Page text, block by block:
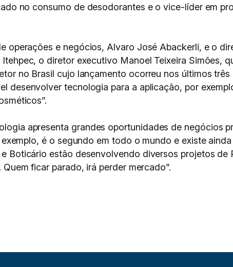
no consumo de desodorantes e o vice-líder em
operações e negócios, Alvaro José Abackerli, e o
o diretor executivo Manoel Teixeira Simões,
no Brasil cujo lançamento ocorreu nos últimos
desenvolver tecnologia para a aplicação, por
apresenta grandes oportunidades de negócios
é o segundo em todo o mundo e existe
Boticário estão desenvolvendo diversos projetos de
ficar parado, irá perder mercado”.